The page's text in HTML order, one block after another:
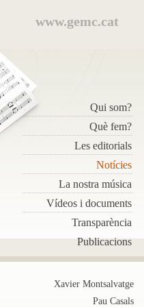
www.gemc.cat
Qui som?
Què fem?
Les editorials
Notícies
La nostra música
Vídeos i documents
Transparència
Publicacions
Xavier Montsalvatge
Pau Casals